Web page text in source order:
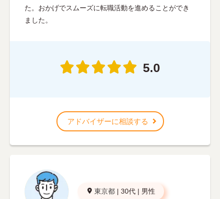
た。おかげでスムーズに転職活動を進めることができ
ました。
5.0
アドバイザーに相談する
東京都 | 30代 | 男性